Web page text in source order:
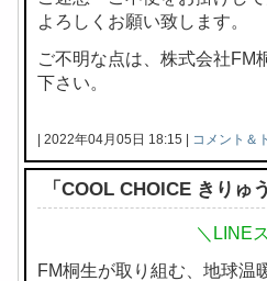
よろしくお願い致します。
ご不明な点は、株式会社FM
下さい。
| 2022年04月05日 18:15 | コメント＆
「COOL CHOICE きり
＼LINE
FM桐生が取り組む、地球温